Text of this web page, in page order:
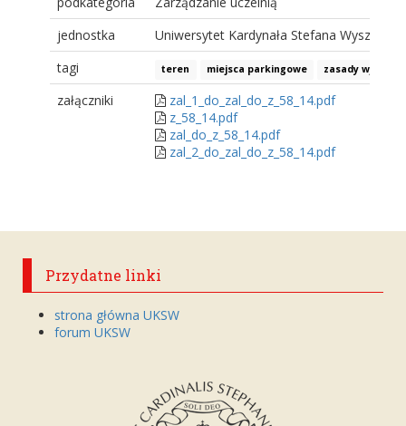
jednostka
Uniwersytet Kardynała Stefana
tagi
teren miejsca parkingowe zasady wjazdu
załączniki
zal_1_do_zal_do_z_58_14.pdf
z_58_14.pdf
zal_do_z_58_14.pdf
zal_2_do_zal_do_z_58_14.pdf
Przydatne linki
strona główna UKSW
forum UKSW